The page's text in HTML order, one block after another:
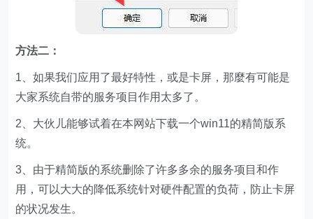
方法二：
1、如果我们应用了最好特性，或是卡屏，那麼有可能是
大家系统自带的服务项目作用太多了。
2、大伙儿能够试着在本网站下载一个win11的精简版系
统。
3、由于精简版的系统删除了许多多余的服务项目和作
用，可以大大的降低系统针对硬件配置的负荷，防止卡屏
的状况发生。